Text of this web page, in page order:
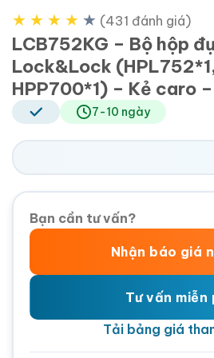
★ ★ ★ ★ ★ (431 đánh giá)
LCB752KG – Bộ hộp
Lock&Lock
HPP700*1) – Kẻ caro
7-10 ngày
Bạn cần tư vấn?
Nhận báo giá
Tư vấn miễn
Tải bảng giá